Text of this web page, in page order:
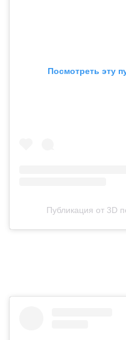
Посмотреть эту
Публикация от 3D